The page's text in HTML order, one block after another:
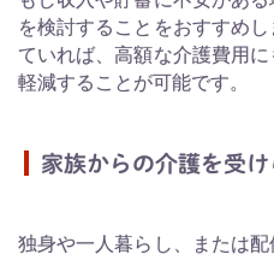
を検討することをおすすめ
ていれば、高額な介護費用
軽減することが可能です。
家族からの介護を受け
独身や一人暮らし、または